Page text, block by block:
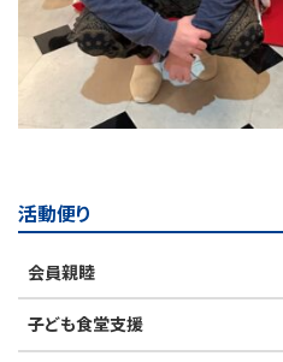
活動便り
会員親睦
子ども食堂支援